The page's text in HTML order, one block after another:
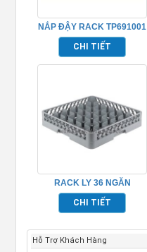
NẮP ĐẬY RACK TP691001
CHI TIẾT
RACK LY 36 NGĂN
TP691012
CHI TIẾT
Hỗ Trợ Khách Hàng